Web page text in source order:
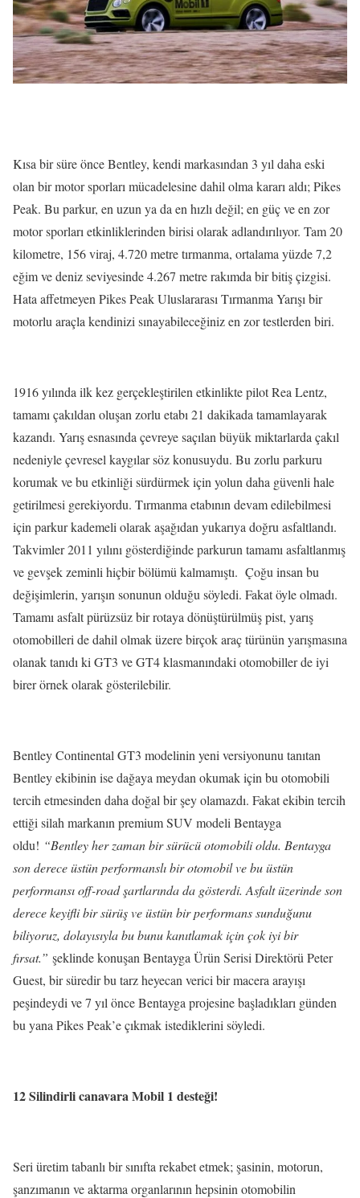
Kısa bir süre önce Bentley, kendi markasından 3 yıl daha eski
olan bir motor sporları mücadelesine dahil olma kararı aldı; Pikes
Peak. Bu parkur, en uzun ya da en hızlı değil; en güç ve en zor
motor sporları etkinliklerinden birisi olarak adlandırılıyor. Tam 20
kilometre, 156 viraj, 4.720 metre tırmanma, ortalama yüzde 7,2
eğim ve deniz seviyesinde 4.267 metre rakımda bir bitiş çizgisi.
Hata affetmeyen Pikes Peak Uluslararası Tırmanma Yarışı bir
motorlu araçla kendinizi sınayabileceğiniz en zor testlerden biri.
1916 yılında ilk kez gerçekleştirilen etkinlikte pilot Rea Lentz,
tamamı çakıldan oluşan zorlu etabı 21 dakikada tamamlayarak
kazandı. Yarış esnasında çevreye saçılan büyük miktarlarda çakıl
nedeniyle çevresel kaygılar söz konusuydu. Bu zorlu parkuru
korumak ve bu etkinliği sürdürmek için yolun daha güvenli hale
getirilmesi gerekiyordu. Tırmanma etabının devam edilebilmesi
için parkur kademeli olarak aşağıdan yukarıya doğru asfaltlandı.
Takvimler 2011 yılını gösterdiğinde parkurun tamamı asfaltlanmış
ve gevşek zeminli hiçbir bölümü kalmamıştı. Çoğu insan bu
değişimlerin, yarışın sonunun olduğu söyledi. Fakat öyle olmadı.
Tamamı asfalt pürüzsüz bir rotaya dönüştürülmüş pist, yarış
otomobilleri de dahil olmak üzere birçok araç türünün yarışmasına
olanak tanıdı ki GT3 ve GT4 klasmanındaki otomobiller de iyi
birer örnek olarak gösterilebilir.
Bentley Continental GT3 modelinin yeni versiyonunu tanıtan
Bentley ekibinin ise dağaya meydan okumak için bu otomobili
tercih etmesinden daha doğal bir şey olamazdı. Fakat ekibin tercih
ettiği silah markanın premium SUV modeli Bentayga
oldu! “Bentley her zaman bir sürücü otomobili oldu. Bentayga
son derece üstün performanslı bir otomobil ve bu üstün
performansı off-road şartlarında da gösterdi. Asfalt üzerinde son
derece keyifli bir sürüş ve üstün bir performans sunduğunu
biliyoruz, dolayısıyla bu bunu kanıtlamak için çok iyi bir
fırsat.” şeklinde konuşan Bentayga Ürün Serisi Direktörü Peter
Guest, bir süredir bu tarz heyecan verici bir macera arayışı
peşindeydi ve 7 yıl önce Bentayga projesine başladıkları günden
bu yana Pikes Peak’e çıkmak istediklerini söyledi.
12 Silindirli canavara Mobil 1 desteği!
Seri üretim tabanlı bir sınıfta rekabet etmek; şasinin, motorun,
şanzımanın ve aktarma organlarının hepsinin otomobilin